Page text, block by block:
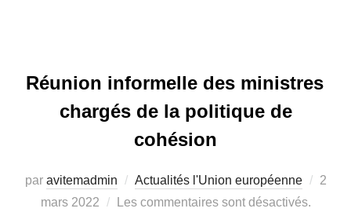
Réunion informelle des ministres
chargés de la politique de
cohésion
par avitemadmin Actualités l'Union européenne
2
mars 2022
Les commentaires sont désactivés.